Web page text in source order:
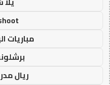
مباريات
ريال